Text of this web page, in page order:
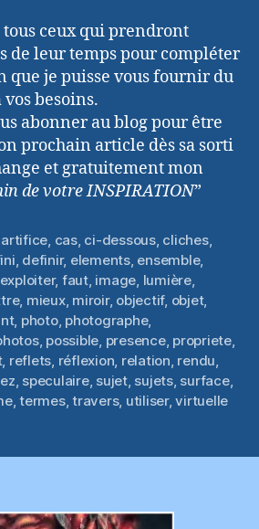
tous ceux qui prendront
de leur temps pour compléter
que je puisse vous fournir du
besoins.
abonner au blog pour être
prochain article dès sa sorti
et gratuitement mon
de votre INSPIRATION”
artifice, cas, ci-dessous, cliches,
, definir, elements, ensemble,
exploiter, faut, image, lumière,
, mieux, miroir, objectif, objet,
, photo, photographe,
, possible, presence, propriete,
, reflets, réflexion, relation, rendu,
, speculaire, sujet, sujets, surface,
,termes,travers, utiliser,virtuelle